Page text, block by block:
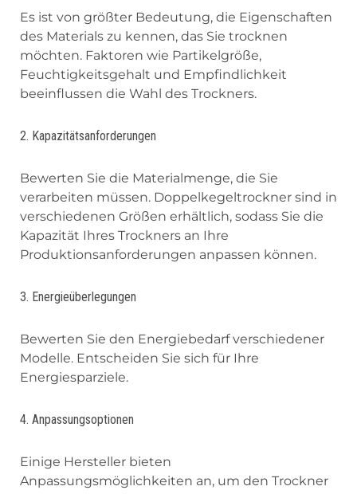
Es ist von größter Bedeutung, die Eigenschaften
des Materials zu kennen, das Sie trocknen
möchten. Faktoren wie Partikelgröße,
Feuchtigkeitsgehalt und Empfindlichkeit
beeinflussen die Wahl des Trockners.
2. Kapazitätsanforderungen
Bewerten Sie die Materialmenge, die Sie
verarbeiten müssen. Doppelkegeltrockner sind in
verschiedenen Größen erhältlich, sodass Sie die
Kapazität Ihres Trockners an Ihre
Produktionsanforderungen anpassen können.
3. Energieüberlegungen
Bewerten Sie den Energiebedarf verschiedener
Modelle. Entscheiden Sie sich für Ihre
Energiesparziele.
4. Anpassungsoptionen
Einige Hersteller bieten
Anpassungsmöglichkeiten an, um den Trockner